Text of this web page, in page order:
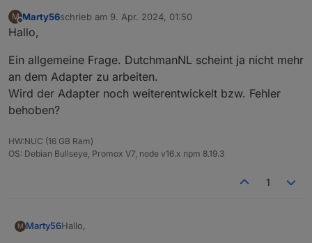
EDIT: Hat sich erledigt... als heute PV Einspeisung
M
Offline
Marty56schrieb am 9. Apr. 2024, 01:50
zuletzt editiert von
Hallo,
Ein allgemeine Frage. DutchmanNL scheint ja nicht mehr
an dem Adapter zu arbeiten.
Wird der Adapter noch weiterentwickelt bzw. Fehler
behoben?
HW:NUC (16 GB Ram)
OS: Debian Bullseye, Promox V7, node v16.x npm 8.19.3
1
M Marty56Hallo,